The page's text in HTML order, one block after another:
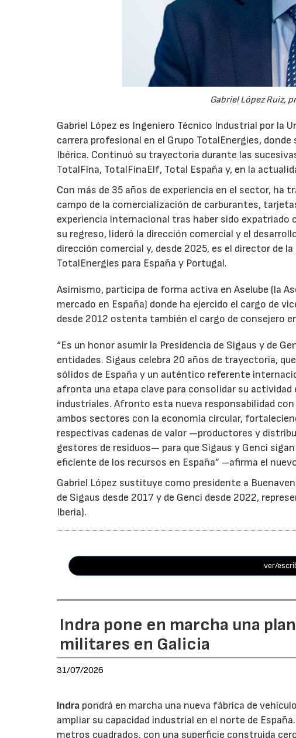
Gabriel López Ruiz,
Gabriel López es Ingeniero Técnico Industrial por la
carrera profesional en el Grupo TotalEnergies,
Ibérica. Continuó su trayectoria durante las
TotalFina, TotalFinaElf, Total España y, en la
Con más de 35 años de experiencia en el sector, ha
campo de la comercialización de carburantes,
experiencia internacional tras haber sido
su regreso, lideró la dirección comercial y el
dirección comercial y, desde 2025, es el director de
TotalEnergies para España y Portugal.
Asimismo, participa de forma activa en Aselube (la
mercado en España) donde ha ejercido el cargo de
desde 2012 ostenta también el cargo de consejero
“Es un honor asumir la Presidencia de Sigaus y de
entidades. Sigaus celebra 20 años de trayectoria,
sólidos de España y un auténtico referente
afronta una etapa clave para consolidar su
industriales. Afronto esta nueva responsabilidad
ambos sectores con la economía circular,
respectivas cadenas de valor —productores y
gestores de residuos— para que Sigaus y Genci
eficiente de los recursos en España” –afirma el
Gabriel López sustituye como presidente a
de Sigaus desde 2017 y de Genci desde 2022,
Iberia).
ver/
Indra pone en marcha una
militares en Galicia
31/07/2026
Indra pondrá en marcha una nueva fábrica de
ampliar su capacidad industrial en el norte de
metros cuadrados, con una superficie construida